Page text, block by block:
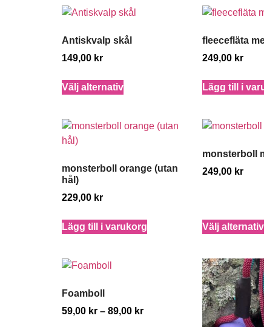
Antiskvalp skål
149,00 kr
Välj alternativ
fleecefläta
249,00 kr
Lägg till i
monsterboll orange (utan
hål)
229,00 kr
Lägg till i varukorg
monsterboll
249,00 kr
Välj alternativ
Foamboll
59,00 kr – 89,00 kr